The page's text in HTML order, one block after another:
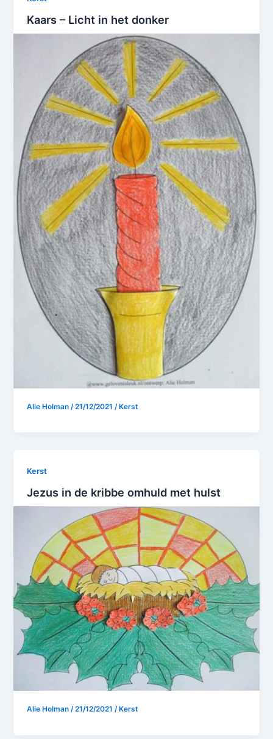
Kaars – Licht in het donker
Alie Holman /21/12/2021 /Kerst
Kerst
Jezus in de kribbe omhuld met hulst
Alie Holman/21/12/2021/ Kerst